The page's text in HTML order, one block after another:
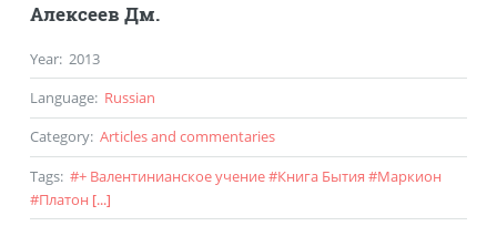
Алексеев Дм.
Year: 2013
Language: Russian
Category: Articles and commentaries
Tags: #+ Валентинианское учение#Книга Бытия #Маркион
#Платон [...]